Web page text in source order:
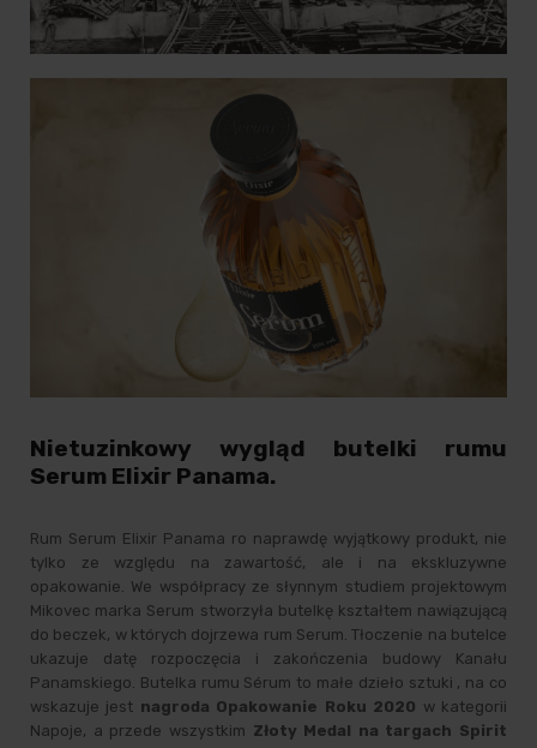
Nietuzinkowy wygląd butelki rumu
Serum Elixir Panama.
Rum Serum Elixir Panama ro naprawdę wyjątkowy produkt, nie
tylko ze względu na zawartość, ale i na ekskluzywne
opakowanie. We współpracy ze słynnym studiem projektowym
Mikovec marka Serum stworzyła butelkę kształtem nawiązującą
do beczek, w których dojrzewa rum Serum. Tłoczenie na butelce
ukazuje datę rozpoczęcia i zakończenia budowy Kanału
Panamskiego. Butelka rumu Sérum to małe dzieło sztuki , na co
wskazuje jest nagroda Opakowanie Roku 2020 w kategorii
Napoje, a przede wszystkim Złoty Medal na targach Spirit